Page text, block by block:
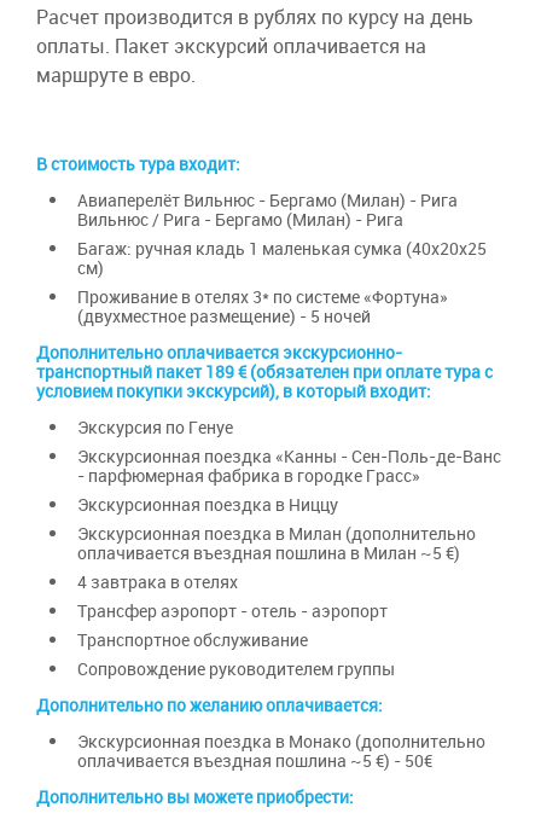
парфюмерий. Жан Галимард (основатель
компании) был поставщиком королевского
двора Людовика - короля Франции: оливковые
масла для ухода, помада, духи, формулы для
бизнесом, хранящим традиции и секреты
производства люксовой продукции, верность
качеству и любовь к парфюмерии.
Возвращение в отель. Ночь в отеле
Возвращение в отель. Ночь в отеле
Расчет производится в рублях по курсу на день
оплаты. Пакет экскурсий оплачивается на
маршруте в евро.
В стоимость тура входит:
Авиаперелёт Вильнюс - Бергамо (Милан) - Рига
Вильнюс / Рига - Бергамо (Милан) - Рига
Багаж: ручная кладь 1 маленькая сумка (40х20х25
см)
Проживание в отелях 3* по системе «Фортуна»
(двухместное размещение) - 5 ночей
Дополнительно оплачивается экскурсионно-
транспортный пакет 189 € (обязателен при оплате тура с
условием покупки экскурсий), в который входит:
Экскурсия по Генуе
Экскурсионная поездка «Канны - Сен-Поль-де-Ванс
- парфюмерная фабрика в городке Грасс»
Экскурсионная поездка в Ниццу
Экскурсионная поездка в Милан (дополнительно
оплачивается въездная пошлина в Милан ~5 €)
4 завтрака в отелях
Трансфер аэропорт - отель - аэропорт
Транспортное обслуживание
Сопровождение руководителем группы
Дополнительно по желанию оплачивается:
Экскурсионная поездка в Монако (дополнительно
оплачивается въездная пошлина ~5 €) - 50€
Дополнительно вы можете приобрести: